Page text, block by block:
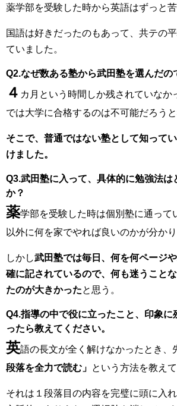
薬学部を受験した時から英語はずっと苦
国語は好きだったのもあって、共テの
ていました。
Q2.なぜ数ある塾から武田塾を選んだの
４ カ月という時間しか残されていなか
では大学に合格するのは不可能だろうと
そこで、普通ではない塾として知って
けました。
Q3.武田塾に入って、具体的に勉強法は
か？
薬学部を受験した時は個別塾に通って
以外に何を家でやれば良いのかが分かり
しかし武田塾では毎日、何を何ページ
確に記されているので、何も迷うこと
たのが大きかったと思う。
Q4.指導の中で役に立ったこと、印象に
ったら教えてください。
英語の長文が全く解けなかったとき、
段落を全力で読む」 という方法を教え
それは１段落目の内容を完璧に頭に入れ